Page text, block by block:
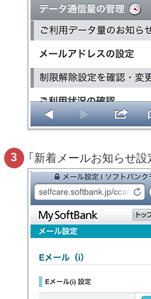
「新着メールお知らせ設